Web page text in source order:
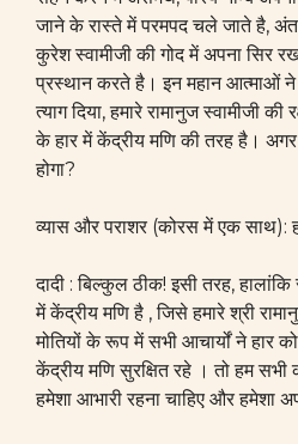
जाने के रास्ते में परमपद चले जाते है, अंत
कुरेश स्वामीजी की गोद में अपना सिर
प्रस्थान करते है। इन महान आत्माओं
त्याग दिया, हमारे रामानुज स्वामीजी
के हार में केंद्रीय मणि की तरह है। अगर
होगा?
व्यास और पराशर (कोरस में एक साथ):
दादी : बिल्कुल ठीक! इसी तरह, हालांकि
में केंद्रीय मणि है , जिसे हमारे श्री
मोतियों के रूप में सभी आचार्यों ने हार
केंद्रीय मणि सुरक्षित रहे । तो हम सभी
हमेशा आभारी रहना चाहिए और हमेशा